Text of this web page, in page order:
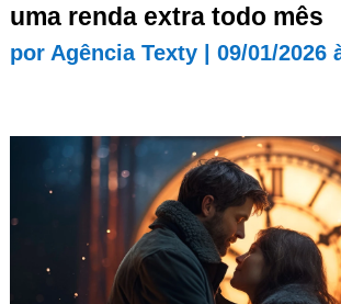
uma renda extra todo mês
por Agência Texty| 09/01/2026